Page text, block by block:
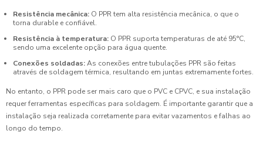
Resistência mecânica: O PPR tem alta resistência mecânica, o que o
torna durable e confiável.
Resistência à temperatura: O PPR suporta temperaturas de até 95°C,
sendo uma excelente opção para água quente.
Conexões soldadas:As conexões entre tubulações PPR são feitas
através de soldagem térmica, resultando em juntas extremamente fortes.
No entanto, o PPR pode ser mais caro que o PVC e CPVC, e sua instalação
requer ferramentas específicas para soldagem. É importante garantir que a
instalação seja realizada corretamente para evitar vazamentos e falhas ao
longo do tempo.